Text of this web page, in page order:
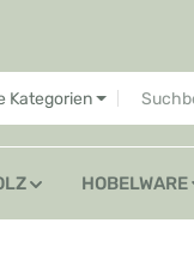
Kategorien
HOBELWARE